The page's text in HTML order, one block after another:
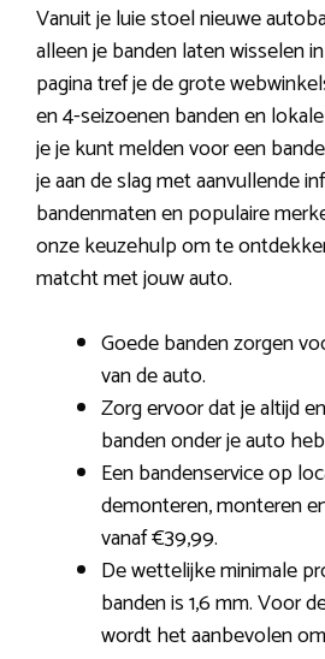
Vanuit je luie stoel nieuwe
alleen je banden laten wisselen
pagina tref je de grote
en 4-seizoenen banden en
je je kunt melden voor een
je aan de slag met aanvullende
bandenmaten en populaire
onze keuzehulp om te
matcht met jouw auto.
Goede banden zorgen
van de auto.
Zorg ervoor dat je altijd
banden onder je auto
Een bandenservice op
demonteren, monteren
vanaf €39,99.
De wettelijke minimale
banden is 1,6 mm. Voor
wordt het aanbevolen